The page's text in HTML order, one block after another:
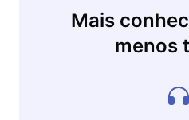
Mais
menos